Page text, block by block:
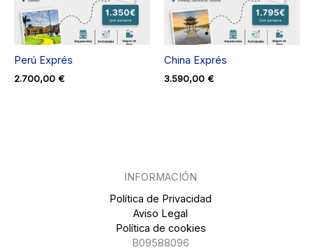
Perú Exprés
2.700,00 €
China Exprés
3.590,00 €
INFORMACIÓN
Política de Privacidad
Aviso Legal
Política de cookies
B09588096